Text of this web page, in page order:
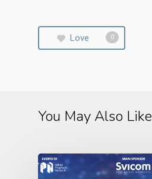
Love 0
You May Also Like